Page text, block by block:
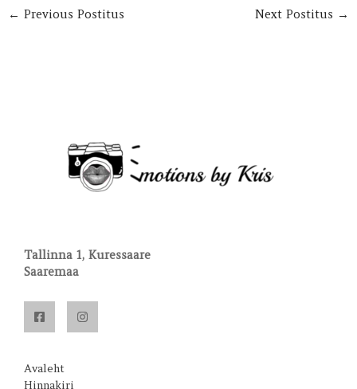
← Previous Postitus Next Postitus →
Tallinna 1, Kuressaare
Saaremaa
Avaleht
Hinnakiri